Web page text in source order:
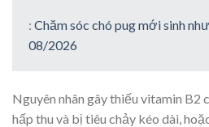
: Chăm sóc chó pug mới sinh
08/2026
Nguyên nhân gây thiếu vitamin B2
hấp thu và bị tiêu chảy kéo dài,